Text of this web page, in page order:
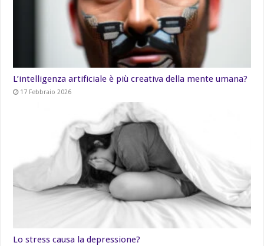
L’intelligenza artificiale è più creativa della mente umana?
17 Febbraio 2026
Lo stress causa la depressione?